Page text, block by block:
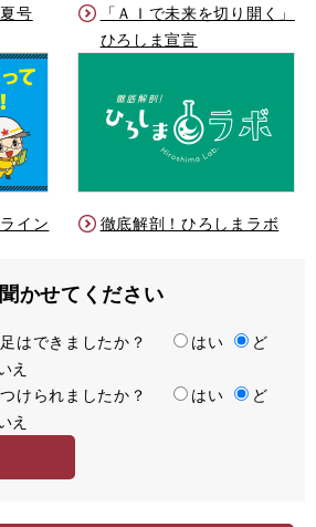
号
「ＡＩで未来を切り開く」
ひろしま宣言
イン 徹底解剖！ひろしまラボ
かせてください
足はできましたか？ はい
ど
え
つけられましたか？ はい
ど
え